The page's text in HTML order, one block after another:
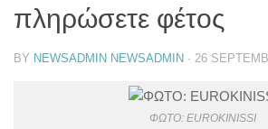
πληρώσετε φέτος
BY NEWSADMIN NEWSADMIN · 26
ΦΩΤΟ: EUROKINISSI